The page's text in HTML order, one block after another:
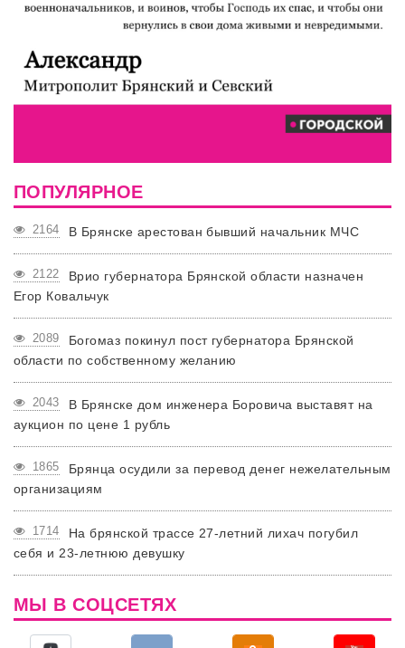
ПОПУЛЯРНОЕ
2164 В Брянске арестован бывший начальник МЧС
2122
Врио губернатора Брянской области назначен
Егор Ковальчук
2089
Богомаз покинул пост губернатора Брянской
области по собственному желанию
2043
В Брянске дом инженера Боровича выставят на
аукцион по цене 1 рубль
1865
Брянца осудили за перевод денег нежелательным
организациям
1714
На брянской трассе 27-летний лихач погубил
себя и 23-летнюю девушку
МЫ В СОЦСЕТЯХ